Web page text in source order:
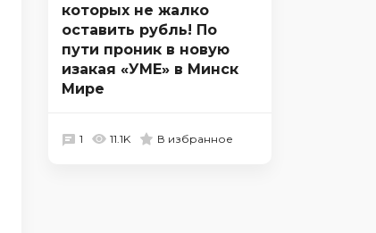
которых не жалко
оставить рубль! По
пути проник в новую
изакая «УМЕ» в Минск
Мире
1 11.1K В избранное